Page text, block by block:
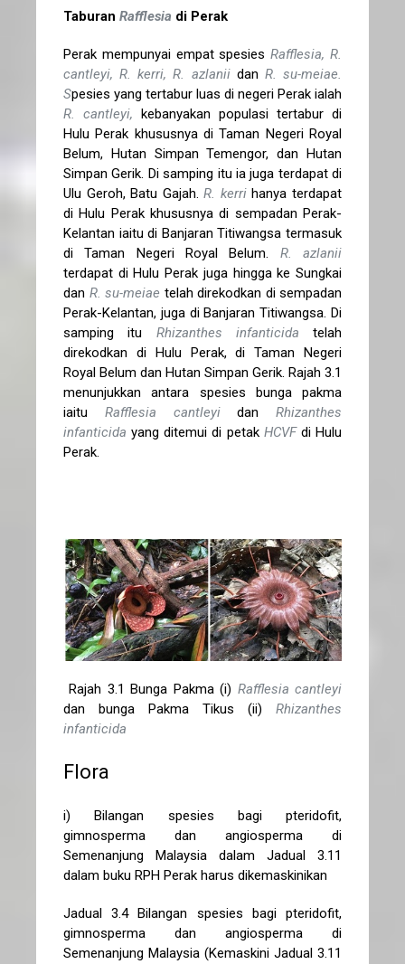
Taburan Rafflesia di Perak
Perak mempunyai empat spesiesRafflesia, R.
cantleyi, R. kerri, R. azlanii dan R. su-meiae.
Spesies yang tertabur luas di negeri Perak ialah
R. cantleyi, kebanyakan populasi tertabur di
Hulu Perak khususnya di Taman Negeri Royal
Belum, Hutan Simpan Temengor, dan Hutan
Simpan Gerik. Di samping itu ia juga terdapat di
Ulu Geroh, Batu Gajah. R. kerrihanya terdapat
di Hulu Perak khususnya di sempadan Perak-
Kelantan iaitu di Banjaran Titiwangsa termasuk
di Taman Negeri Royal Belum. R. azlanii
terdapat di Hulu Perak juga hingga ke Sungkai
dan R. su-meiae telah direkodkan di sempadan
Perak-Kelantan, juga di Banjaran Titiwangsa. Di
samping itu Rhizanthes infanticida telah
direkodkan di Hulu Perak, di Taman Negeri
Royal Belum dan Hutan Simpan Gerik. Rajah 3.1
menunjukkan antara spesies bunga pakma
iaitu Rafflesia cantleyidan Rhizanthes
infanticidayang ditemui di petak HCVFdi Hulu
Perak.
Rajah 3.1 Bunga Pakma (i) Rafflesia cantleyi
dan bunga Pakma Tikus (ii) Rhizanthes
infanticida
Flora
i) Bilangan spesies bagi pteridofit,
gimnosperma dan angiosperma di
Semenanjung Malaysia dalam Jadual 3.11
dalam buku RPH Perak harus dikemaskinikan
Jadual 3.4 Bilangan spesies bagi pteridofit,
gimnosperma dan angiosperma di
Semenanjung Malaysia (Kemaskini Jadual 3.11